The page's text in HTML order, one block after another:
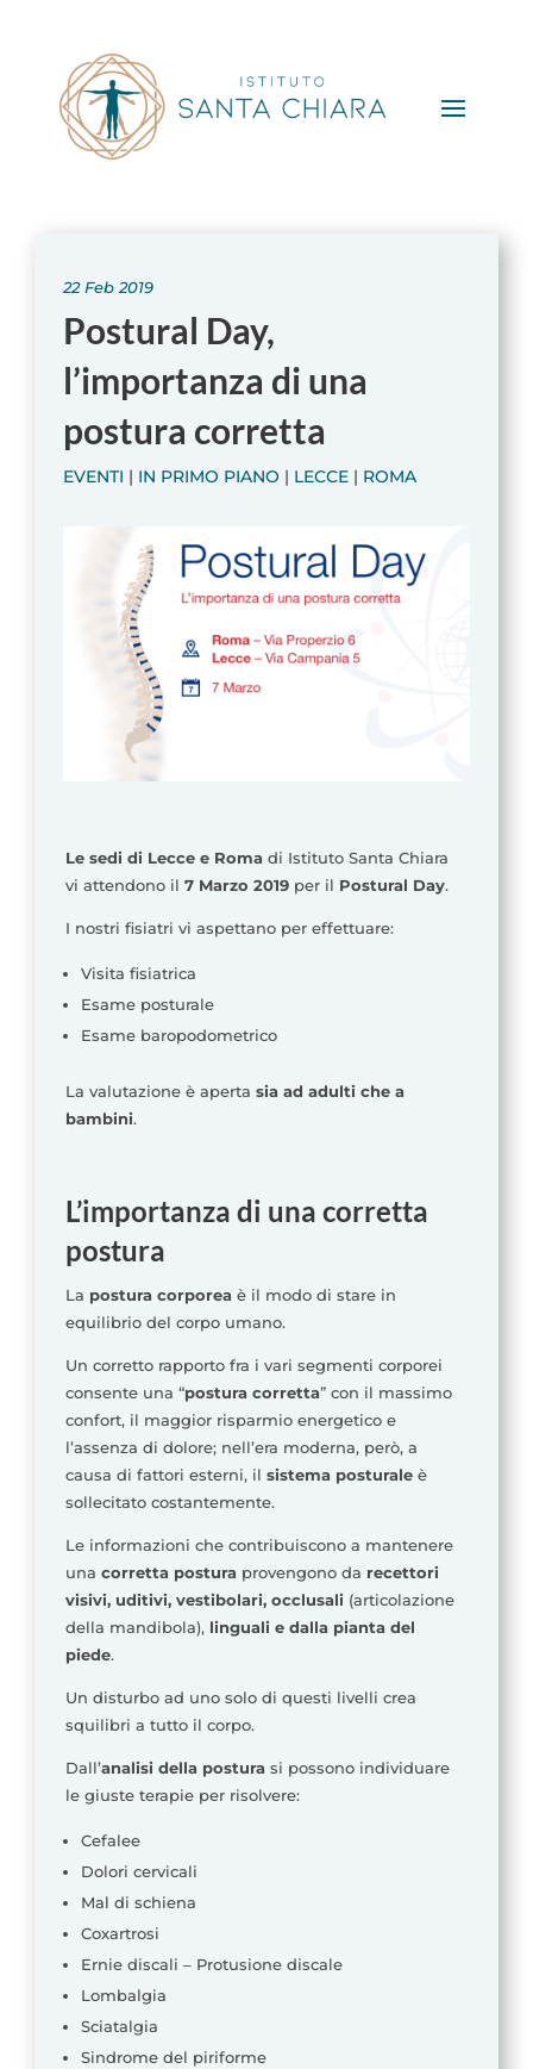
22 Feb 2019
Postural Day,
l’importanza di una
postura corretta
EVENTI | IN PRIMO PIANO | LECCE| ROMA
Le sedi di Lecce e Roma di Istituto Santa Chiara
vi attendono il 7 Marzo 2019per il Postural Day.
I nostri fisiatri vi aspettano per effettuare:
Visita fisiatrica
Esame posturale
Esame baropodometrico
La valutazione è aperta sia ad adulti che a
bambini.
L’importanza di una corretta
postura
La postura corporea è il modo di stare in
equilibrio del corpo umano.
Un corretto rapporto fra i vari segmenti corporei
consente una “postura corretta” con il massimo
confort, il maggior risparmio energetico e
l’assenza di dolore; nell’era moderna, però, a
causa di fattori esterni, il sistema posturaleè
sollecitato costantemente.
Le informazioni che contribuiscono a mantenere
una corretta postura provengono da recettori
visivi, uditivi, vestibolari, occlusali (articolazione
della mandibola), linguali e dalla pianta del
piede.
Un disturbo ad uno solo di questi livelli crea
squilibri a tutto il corpo.
Dall’analisi della postura si possono individuare
le giuste terapie per risolvere:
Cefalee
Dolori cervicali
Mal di schiena
Coxartrosi
Ernie discali – Protusione discale
Lombalgia
Sciatalgia
Sindrome del piriforme